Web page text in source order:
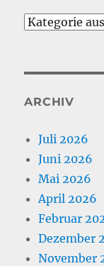
Kategorien
ARCHIV
Juli 2026
Juni 2026
Mai 2026
April 2026
Februar
Dezember
November